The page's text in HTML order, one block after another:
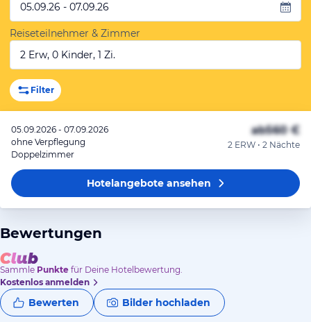
05.09.26 - 07.09.26
Reiseteilnehmer & Zimmer
2 Erw, 0 Kinder, 1 Zi.
Filter
05.09.2026 - 07.09.2026
ohne Verpflegung
Doppelzimmer
ab560 €
2 ERW • 2 Nächte
Hotelangeboteansehen
Bewertungen
Sammle Punkte für Deine Hotelbewertung.
Kostenlos anmelden
Bewerten Bilder hochladen